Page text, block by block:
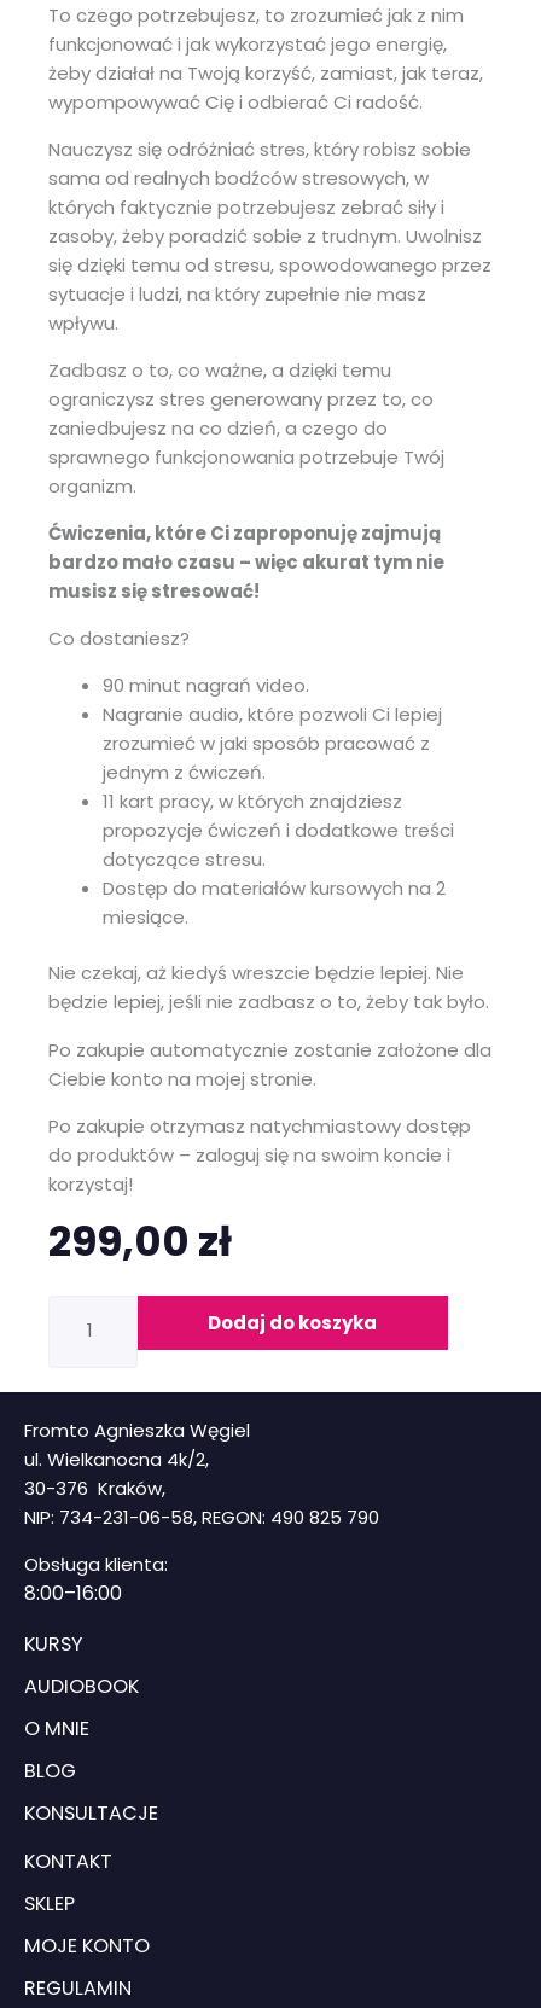
To czego potrzebujesz, to zrozumieć jak z nim
funkcjonować i jak wykorzystać jego energię,
żeby działał na Twoją korzyść, zamiast, jak teraz,
wypompowywać Cię i odbierać Ci radość.
Nauczysz się odróżniać stres, który robisz sobie
sama od realnych bodźców stresowych, w
których faktycznie potrzebujesz zebrać siły i
zasoby, żeby poradzić sobie z trudnym. Uwolnisz
się dzięki temu od stresu, spowodowanego przez
sytuacje i ludzi, na który zupełnie nie masz
wpływu.
Zadbasz o to, co ważne, a dzięki temu
ograniczysz stres generowany przez to, co
zaniedbujesz na co dzień, a czego do
sprawnego funkcjonowania potrzebuje Twój
organizm.
Ćwiczenia, które Ci zaproponuję zajmują
bardzo mało czasu – więc akurat tym nie
musisz się stresować!
Co dostaniesz?
90 minut nagrań video.
Nagranie audio, które pozwoli Ci lepiej
zrozumieć w jaki sposób pracować z
jednym z ćwiczeń.
11 kart pracy, w których znajdziesz
propozycje ćwiczeń i dodatkowe treści
dotyczące stresu.
Dostęp do materiałów kursowych na 2
miesiące.
Nie czekaj, aż kiedyś wreszcie będzie lepiej. Nie
będzie lepiej, jeśli nie zadbasz o to, żeby tak było.
Po zakupie automatycznie zostanie założone dla
Ciebie konto na mojej stronie.
Po zakupie otrzymasz natychmiastowy dostęp
do produktów – zaloguj się na swoim koncie i
korzystaj!
299,00 zł
stres?”
Dodaj do koszyka
Fromto Agnieszka Węgiel
ul. Wielkanocna 4k/2,
30-376 Kraków,
NIP: 734-231-06-58, REGON: 490 825 790
Obsługa klienta:
8:00–16:00
KURSY
AUDIOBOOK
O MNIE
BLOG
KONSULTACJE
KONTAKT
SKLEP
MOJE KONTO
REGULAMIN